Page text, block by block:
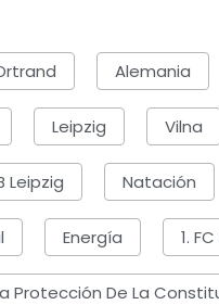
Alemania
Leipzig Vilna
Leipzig Natación
Energía 1.
Protección De La